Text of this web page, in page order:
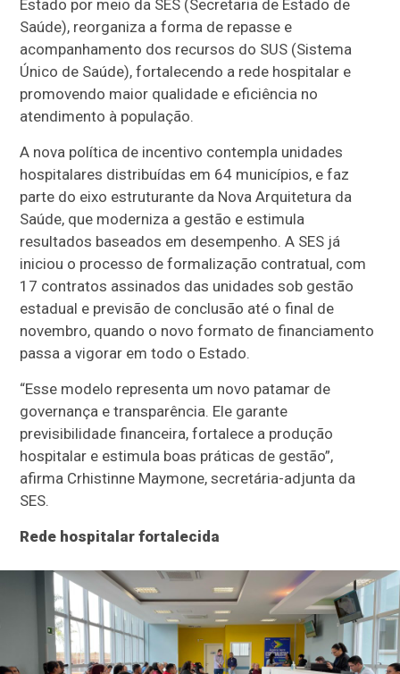
Estado por meio da SES (Secretaria de Estado de
Saúde), reorganiza a forma de repasse e
acompanhamento dos recursos do SUS (Sistema
Único de Saúde), fortalecendo a rede hospitalar e
promovendo maior qualidade e eficiência no
atendimento à população.
A nova política de incentivo contempla unidades
hospitalares distribuídas em 64 municípios, e faz
parte do eixo estruturante da Nova Arquitetura da
Saúde, que moderniza a gestão e estimula
resultados baseados em desempenho. A SES já
iniciou o processo de formalização contratual, com
17 contratos assinados das unidades sob gestão
estadual e previsão de conclusão até o final de
novembro, quando o novo formato de financiamento
passa a vigorar em todo o Estado.
“Esse modelo representa um novo patamar de
governança e transparência. Ele garante
previsibilidade financeira, fortalece a produção
hospitalar e estimula boas práticas de gestão”,
afirma Crhistinne Maymone, secretária-adjunta da
SES.
Rede hospitalar fortalecida